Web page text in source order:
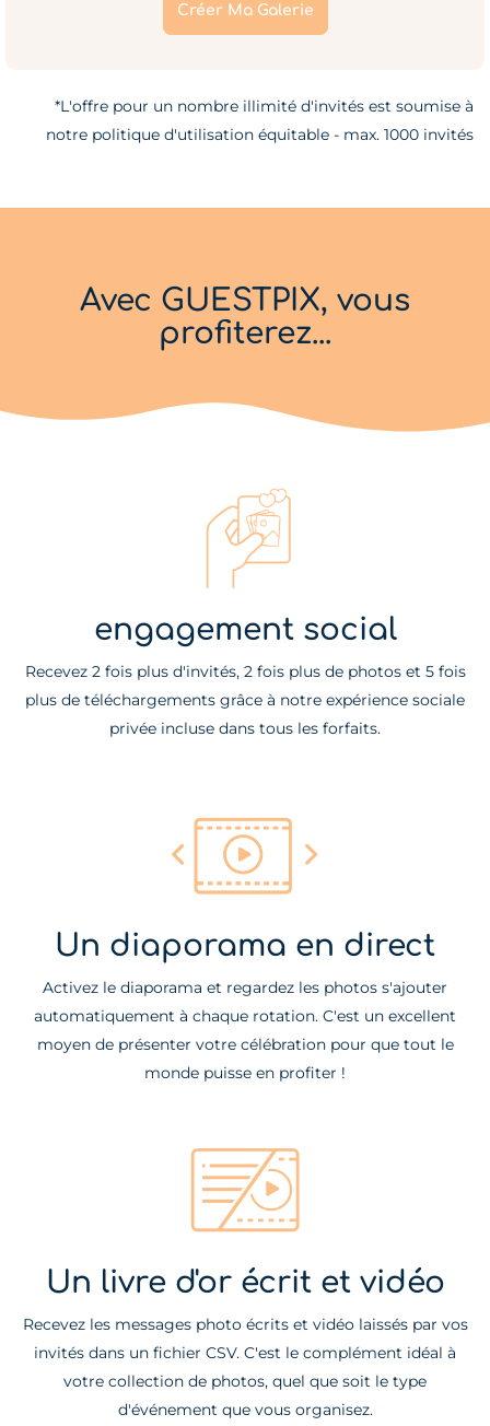
Créer Ma Galerie
*L'offre pour un nombre illimité d'invités est soumise à
notre politique d'utilisation équitable - max. 1000 invités
Avec GUESTPIX, vous
profiterez...
engagement social
Recevez 2 fois plus d'invités, 2 fois plus de photos et 5 fois
plus de téléchargements grâce à notre expérience sociale
privée incluse dans tous les forfaits.
Un diaporama en direct
Activez le diaporama et regardez les photos s'ajouter
automatiquement à chaque rotation. C'est un excellent
moyen de présenter votre célébration pour que tout le
monde puisse en profiter !
Un livre d'or écrit et vidéo
Recevez les messages photo écrits et vidéo laissés par vos
invités dans un fichier CSV. C'est le complément idéal à
votre collection de photos, quel que soit le type
d'événement que vous organisez.